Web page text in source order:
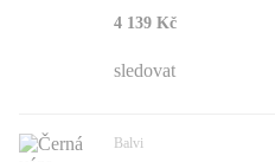
4 139 Kč
sledovat
Balvi